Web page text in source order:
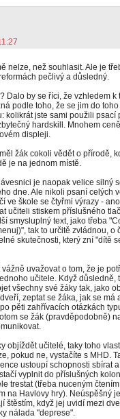
nelze, než souhlasit. Ale je
pečlivý a důsledný.
Dalo by se říci, že vzhledem k
podle toho, že se jim do
kolikrát jste sami použili psací
hardskill. Mnohem
displeji.
žák cokoli vědět o přírodě,
je na jednom místě.
je naopak velice silný
dne. Ale nikoli psaní celých
ve škole se čtyřmi výrazy -
učiteli stiskem příslušného
smysluplný text, jako třeba
tak to určitě zvládnou, o
skutečnosti, který zní "dítě
uvažovat o tom, že je
učitele. Když důsledně,
všechny své žáky tak, jako
zeptat se žáka, jak se má
pěti zahřívacích otázkách
se žák (pravděpodobně)
objíždět učitelé, taky toho
pokud ne, vystačíte s MHD.
ustoupí schopnosti sbírat
vyplnit do příslušných
trestat (třeba nuceným
na Havlovy hry). Neúspěšný
štěstím, když jej uvidí mezi
nálada "deprese".